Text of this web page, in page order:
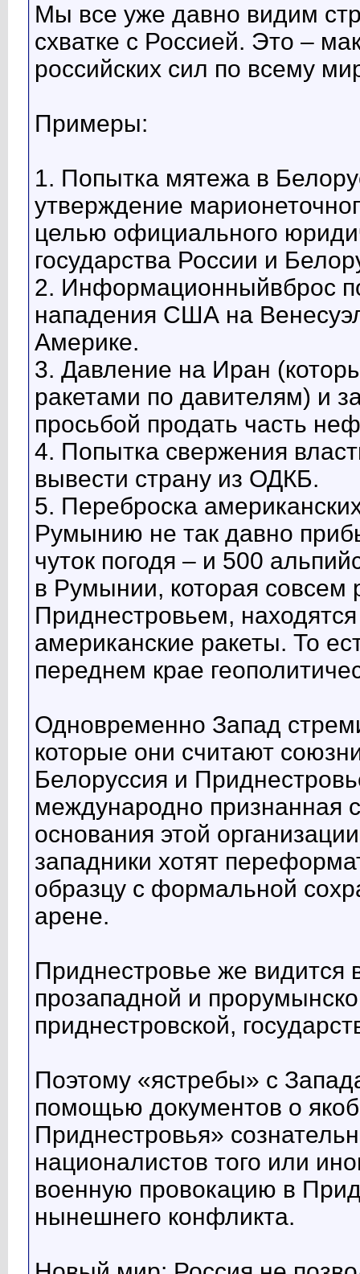
Мы все уже давно видим
схватке с Россией. Это –
российских сил по всему
Примеры:
1. Попытка мятежа в
утверждение
целью официального
государства России и
2. Информационныйвброс
нападения США на
Америке.
3. Давление на Иран
ракетами по давителям) и
просьбой продать часть
4. Попытка свержения
вывести страну из ОДКБ.
5. Переброска
Румынию не так давно
чуток погодя – и 500
в Румынии, которая
Приднестровьем,
американские ракеты. То
переднем крае
Одновременно Запад
которые они считают
Белоруссия и
международно
основания этой
западники хотят
образцу с формальной
арене.
Приднестровье же видится
прозападной и
приднестровской,
Поэтому «ястребы» с
помощью документов о
Приднестровья»
националистов того или
военную провокацию в
нынешнего конфликта.